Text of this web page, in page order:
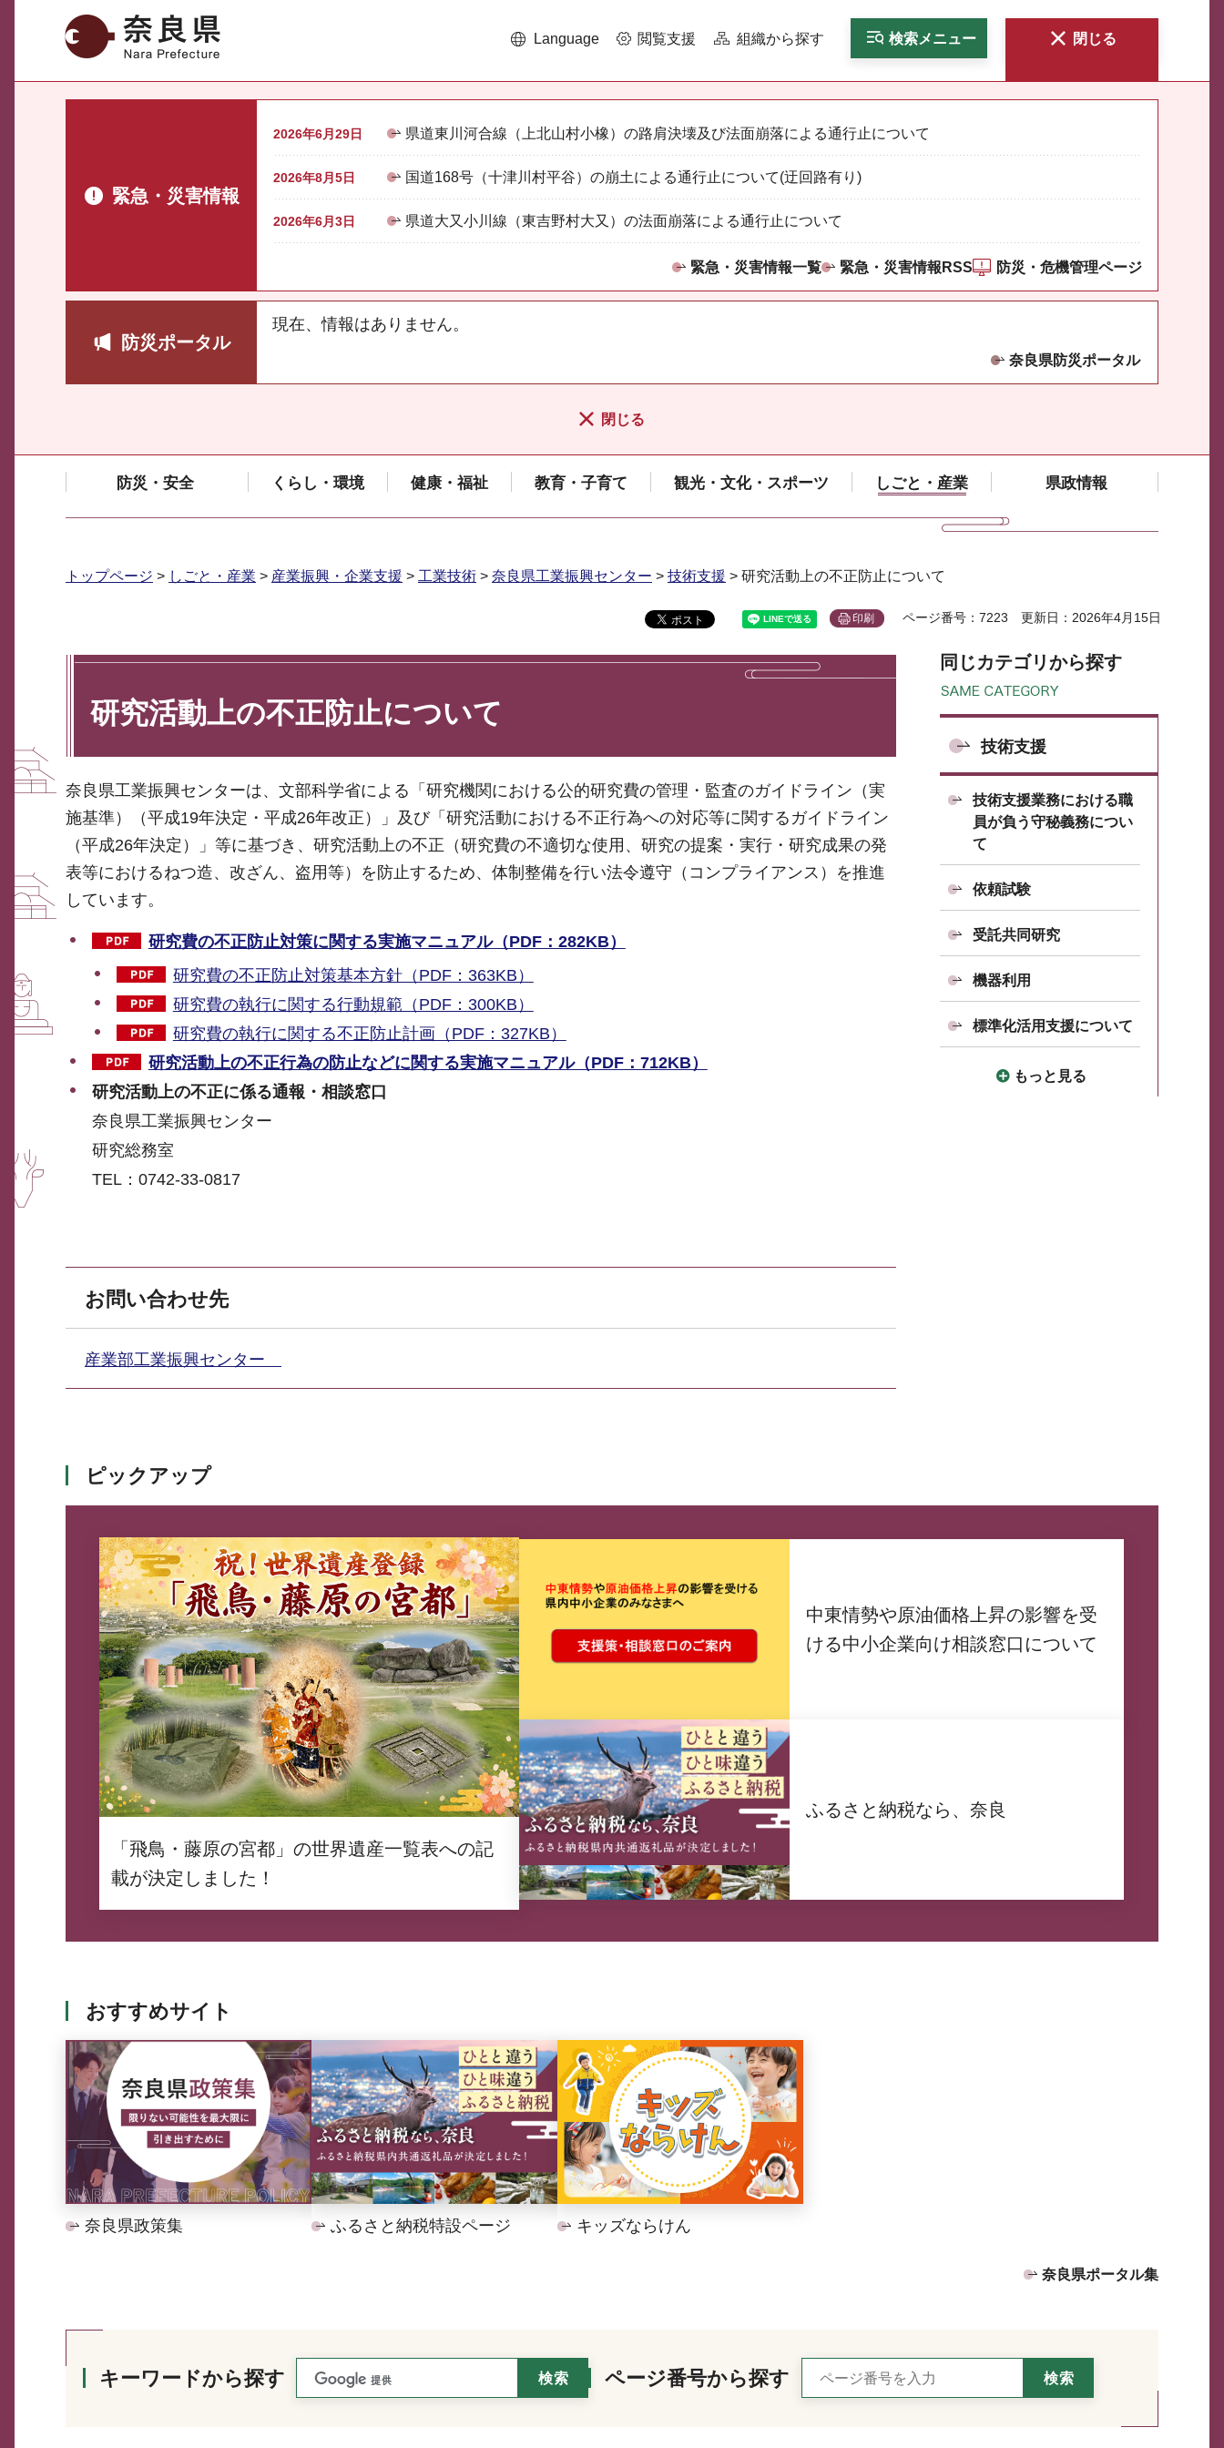
奈良県 Language 閲覧支援 組織から探す 検索メニュー 閉じる
緊急・災害情報
2026年6月29日 県道東川河合線（上北山村小橡）の路肩決壊及び法面崩落による通行止について
2026年8月5日 国道168号（十津川村平谷）の崩土による通行止について(迂回路有り)
2026年6月3日 県道大又小川線（東吉野村大又）の法面崩落による通行止について
緊急・災害情報一覧 緊急・災害情報RSS 防災・危機管理ページ
防災ポータル
現在、情報はありません。
奈良県防災ポータル
閉じる
防災・安全 くらし・環境 健康・福祉 教育・子育て 観光・文化・スポーツ しごと・産業 県政情報
トップページ > しごと・産業 > 産業振興・企業支援 > 工業技術 > 奈良県工業振興センター > 技術支援 > 研究活動上の不正防止について
印刷 ページ番号：7223 更新日：2026年4月15日
研究活動上の不正防止について
奈良県工業振興センターは、文部科学省による「研究機関における公的研究費の管理・監査のガイドライン（実
施基準）（平成19年決定・平成26年改正）」及び「研究活動における不正行為への対応等に関するガイドライン
（平成26年決定）」等に基づき、研究活動上の不正（研究費の不適切な使用、研究の提案・実行・研究成果の発
表等におけるねつ造、改ざん、盗用等）を防止するため、体制整備を行い法令遵守（コンプライアンス）を推進
しています。
研究費の不正防止対策に関する実施マニュアル（PDF：282KB）
研究費の不正防止対策基本方針（PDF：363KB）
研究費の執行に関する行動規範（PDF：300KB）
研究費の執行に関する不正防止計画（PDF：327KB）
研究活動上の不正行為の防止などに関する実施マニュアル（PDF：712KB）
研究活動上の不正に係る通報・相談窓口
奈良県工業振興センター
研究総務室
TEL：0742-33-0817
お問い合わせ先
産業部工業振興センター
同じカテゴリから探す
技術支援
技術支援業務における職
員が負う守秘義務につい
て
依頼試験
受託共同研究
機器利用
標準化活用支援について
もっと見る
ピックアップ
「飛鳥・藤原の宮都」の世界遺産一覧表への記
載が決定しました！
中東情勢や原油価格上昇の影響を受
ける中小企業向け相談窓口について
ふるさと納税なら、奈良
おすすめサイト
奈良県政策集 ふるさと納税特設ページ キッズならけん
奈良県ポータル集
キーワードから探す ページ番号から探す